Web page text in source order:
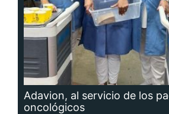
Adavion, al servicio de los
oncológicos